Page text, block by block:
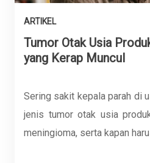
ARTIKEL
Tumor Otak Usia
yang Kerap Muncul
Sering sakit kepala parah di
jenis tumor otak usia
meningioma, serta kapan